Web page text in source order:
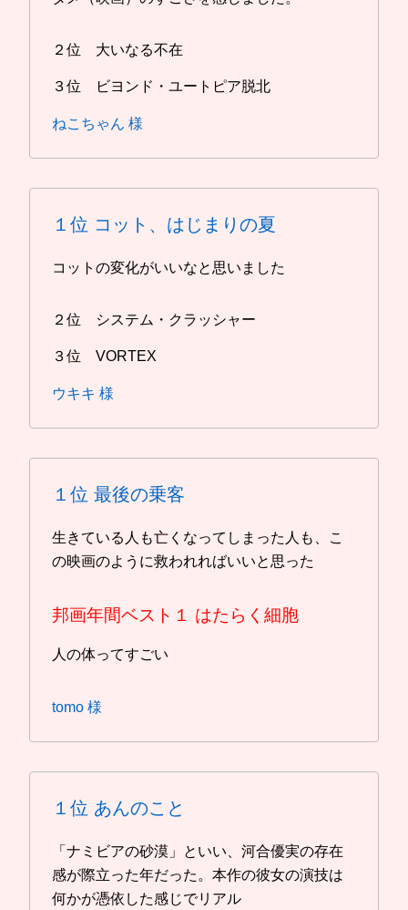
２位 大いなる不在
３位 ビヨンド・ユートピア脱北
ねこちゃん 様
１位 コット、はじまりの夏
コットの変化がいいなと思いました
２位 システム・クラッシャー
３位 VORTEX
ウキキ 様
１位 最後の乗客
生きている人も亡くなってしまった人も、こ
の映画のように救われればいいと思った
邦画年間ベスト１ はたらく細胞
人の体ってすごい
tomo 様
１位 あんのこと
「ナミビアの砂漠」といい、河合優実の存在
感が際立った年だった。本作の彼女の演技は
何かが憑依した感じでリアル